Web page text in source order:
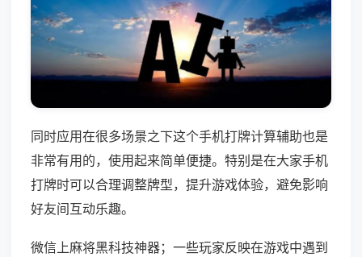
同时应用在很多场景之下这个手机打牌计算辅助也是
非常有用的，使用起来简单便捷。特别是在大家手机
打牌时可以合理调整牌型，提升游戏体验，避免影响
好友间互动乐趣。
微信上麻将黑科技神器；一些玩家反映在游戏中遇到